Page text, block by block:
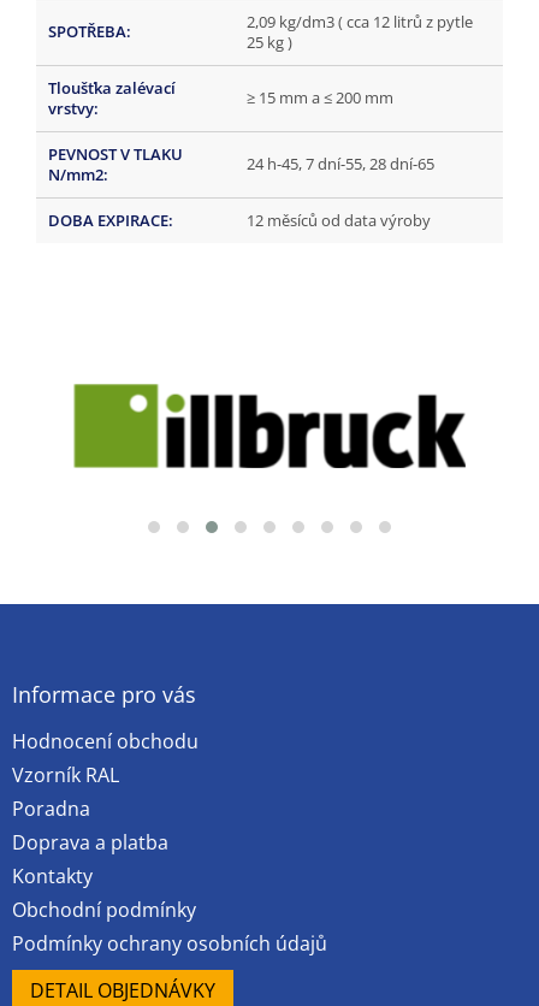
SPOTŘEBA:
2,09 kg/dm3 ( cca 12 litrů z pytle
25 kg )
Tloušťka zalévací
vrstvy: ≥ 15 mm a ≤ 200 mm
PEVNOST V TLAKU
N/mm2: 24 h-45, 7 dní-55, 28 dní-65
DOBA EXPIRACE: 12 měsíců od data výroby
Informace pro vás
Hodnocení obchodu
Vzorník RAL
Poradna
Doprava a platba
Kontakty
Obchodní podmínky
Podmínky ochrany osobních údajů
DETAIL OBJEDNÁVKY